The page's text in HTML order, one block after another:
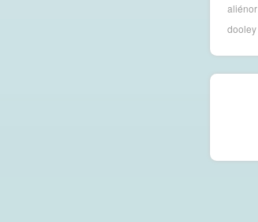
aliénor
dooley